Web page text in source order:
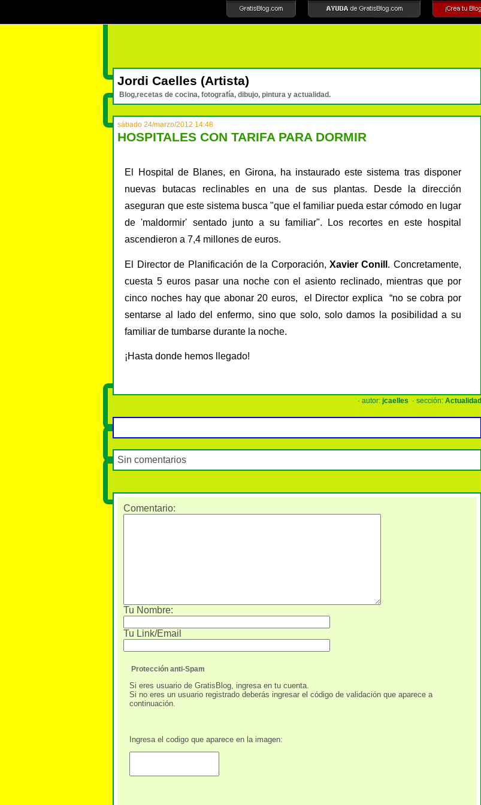
Jordi Caelles (Artista)
Blog,recetas de cocina, fotografía, dibujo, pintura y actualidad.
sábado 24/marzo/2012 14:48
HOSPITALES CON TARIFA PARA DORMIR
El Hospital de Blanes, en Girona, ha instaurado este sistema tras disponer
nuevas butacas reclinables en una de sus plantas. Desde la dirección
aseguran que este sistema busca "que el familiar pueda estar cómodo en lugar
de 'maldormir' sentado junto a su familiar". Los recortes en este hospital
ascendieron a 7,4 millones de euros.
El Director de Planificación de la Corporación,Xavier Conill . Concretamente,
cuesta 5 euros pasar una noche con el asiento reclinado, mientras que por
cinco noches hay que abonar 20 euros,
el Director explica
“no se cobra por
sentarse al lado del enfermo, sino que solo, solo damos la posibilidad a su
familiar de tumbarse durante la noche.
¡Hasta donde hemos llegado!
· autor: jcaelles · sección: Actualidad
Sin comentarios
Comentario:
Tu Nombre:
Tu Link/Email
Protección anti-Spam
Si eres usuario de GratisBlog, ingresa en tu cuenta.
Si no eres un usuario registrado deberás ingresar el código de validación que aparece a
continuación.
Ingresa el codigo que aparece en la imagen: